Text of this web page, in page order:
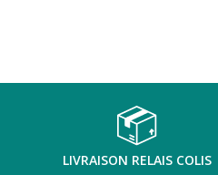
LIVRAISON RELAIS COLIS